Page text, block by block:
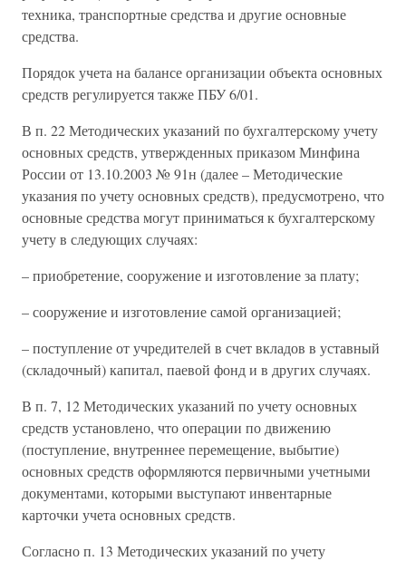
техника, транспортные средства и другие основные
средства.
Порядок учета на балансе организации объекта основных
средств регулируется также ПБУ 6/01.
В п. 22 Методических указаний по бухгалтерскому учету
основных средств, утвержденных приказом Минфина
России от 13.10.2003 № 91н (далее – Методические
указания по учету основных средств), предусмотрено, что
основные средства могут приниматься к бухгалтерскому
учету в следующих случаях:
– приобретение, сооружение и изготовление за плату;
– сооружение и изготовление самой организацией;
– поступление от учредителей в счет вкладов в уставный
(складочный) капитал, паевой фонд и в других случаях.
В п. 7, 12 Методических указаний по учету основных
средств установлено, что операции по движению
(поступление, внутреннее перемещение, выбытие)
основных средств оформляются первичными учетными
документами, которыми выступают инвентарные
карточки учета основных средств.
Согласно п. 13 Методических указаний по учету